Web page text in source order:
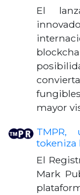
El
mayor
tokeniza
El
Mark